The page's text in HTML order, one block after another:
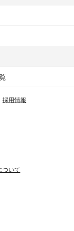
採用情報
ついて